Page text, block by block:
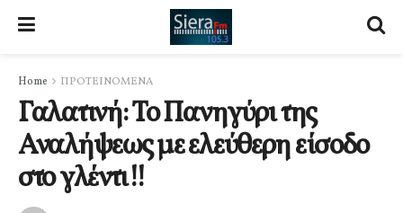
Home ΠΡΟΤΕΙΝΟΜΕΝΑ
Γαλατινή: Το Πανηγύρι της
Αναλήψεως με ελεύθερη είσοδο
στο γλέντι!!